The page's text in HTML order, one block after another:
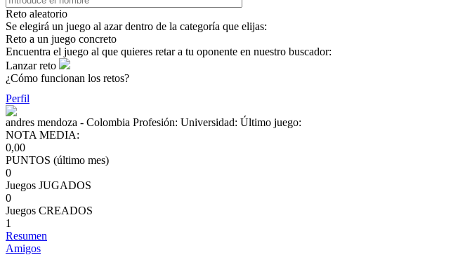
Reto aleatorio
Se elegirá un juego al azar dentro de la categoría que elijas:
Reto a un juego concreto
Encuentra el juego al que quieres retar a tu oponente en nuestro buscador:
Lanzar reto
¿Cómo funcionan los retos?
Perfil
andres mendoza - Colombia Profesión: Universidad: Último juego:
NOTA MEDIA:
0,00
PUNTOS (último mes)
0
Juegos JUGADOS
0
Juegos CREADOS
1
Resumen
Amigos